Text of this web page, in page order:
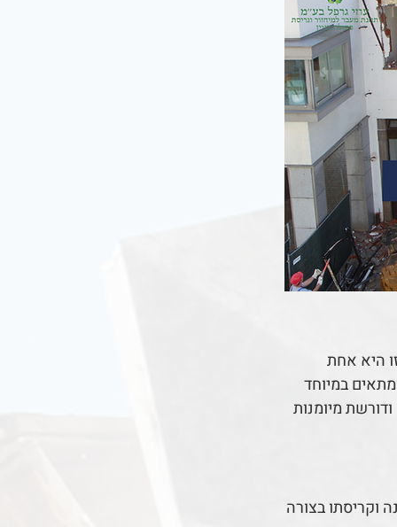
היא אחת
במיוחד
מיומנות
וקריסתו בצורה